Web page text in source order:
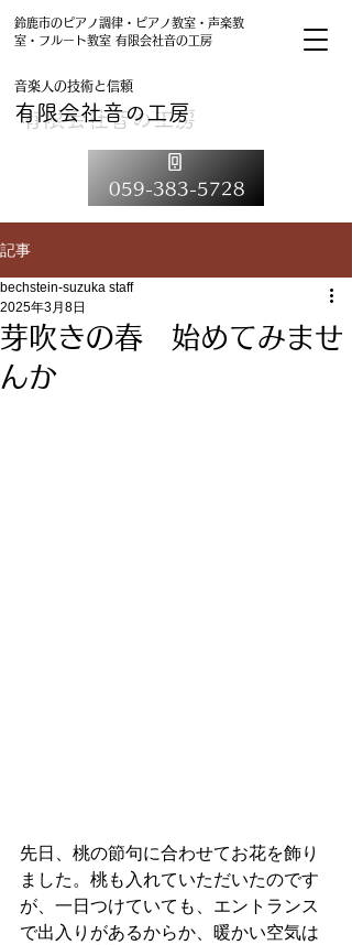
鈴鹿市のピアノ調律・ピアノ教室・声楽教
室・フルート教室 有限会社音の工房
音楽人の技術と信頼
有限会社音の工房
059-383-5728
記事
芽吹きの春 始めてみませ
んか
bechstein-suzuka staff
2025年3月8日
先日、桃の節句に合わせてお花を飾り
ました。桃も入れていただいたのです
が、一日つけていても、エントランス
で出入りがあるからか、暖かい空気は